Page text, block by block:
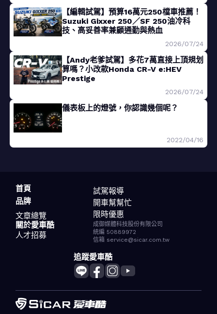
【編輯試駕】預算16萬元250檔車推薦！
Suzuki Gixxer 250／SF 250油冷科
技、高妥善率兼顧通勤與熱血
2026/07/24
【Andy老爹試駕】多花7萬直接上頂規划
算嗎？小改款Honda CR-V e:HEV
Prestige
2026/07/24
儀表板上的燈號，你認識幾個呢？
2022/04/16
首頁
品牌
文章總覽
試駕報導
開車幫幫忙
限時優惠
關於愛車酷
人才招募
成御媒體科技股份有限公司
統編 50889972
信箱 service@sicar.com.tw
追蹤愛車酷